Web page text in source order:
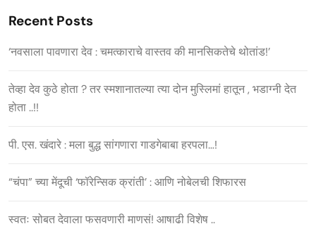
Recent Posts
‘नवसाला पावणारा देव : चमत्काराचे वास्तव की मानसिकतेचे थोतांड!’
तेव्हा देव कुठे होता ? तर स्मशानातल्या त्या दोन मुस्लिमां हातून , भडाग्नी देत
होता ..!!
पी. एस. खंदारे : मला बुद्ध सांगणारा गाडगेबाबा हरपला…!
“चंपा” च्या मेंदूची ‘फॉरेन्सिक क्रांती’ : आणि नोबेलची शिफारस
स्वतः सोबत देवाला फसवणारी माणसं! आषाढी विशेष ..